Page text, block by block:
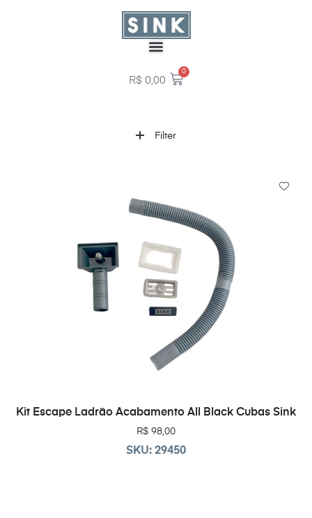
R$ 0,00
0
Filter
ADICIONAR AO CARRINHO
Kit Escape Ladrão Acabamento All Black Cubas Sink
R$ 98,00
SKU: 29450